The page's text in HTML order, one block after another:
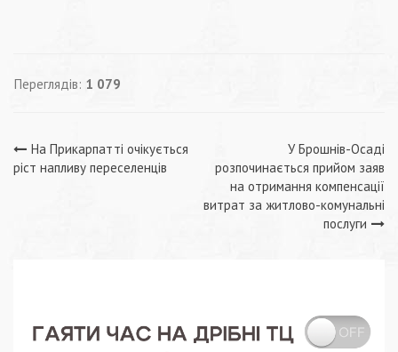
Переглядів: 1 079
Навігація
На Прикарпатті очікується
ріст напливу переселенців
У Брошнів-Осаді
розпочинається прийом заяв
на отримання компенсації
витрат за житлово-комунальні
послуги